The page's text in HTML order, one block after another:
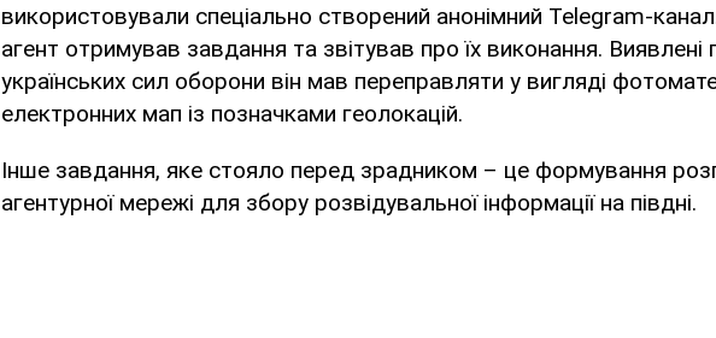
використовували спеціально створений анонімний Telegram-
агент отримував завдання та звітував про їх виконання. Виявлені
українських сил оборони він мав переправляти у вигляді
електронних мап із позначками геолокацій.
Інше завдання, яке стояло перед зрадником – це формування
агентурної мережі для збору розвідувальної інформації на півдні.